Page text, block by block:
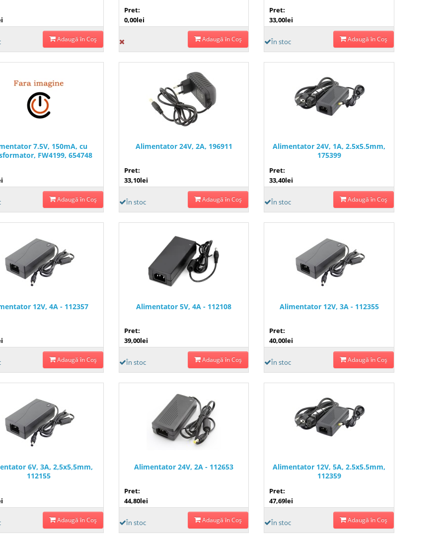
Adaugă în Coş
Pret:
0,00lei
Adaugă în Coş
Pret:
33,00lei
În stoc Adaugă în Coş
7.5V, 150mA, cu
FW4199, 654748
Adaugă în Coş
Alimentator 24V, 2A, 196911
Pret:
33,10lei
În stoc Adaugă în Coş
Alimentator 24V, 1A, 2.5x5.5mm,
175399
Pret:
33,40lei
În stoc Adaugă în Coş
12V, 4A - 112357
Adaugă în Coş
Alimentator 5V, 4A - 112108
Pret:
39,00lei
În stoc Adaugă în Coş
Alimentator 12V, 3A - 112355
Pret:
40,00lei
În stoc Adaugă în Coş
6V, 3A, 2,5x5,5mm,
112155
Adaugă în Coş
Alimentator 24V, 2A - 112653
Pret:
44,80lei
În stoc Adaugă în Coş
Alimentator 12V, 5A, 2.5x5.5mm,
112359
Pret:
47,69lei
În stoc Adaugă în Coş